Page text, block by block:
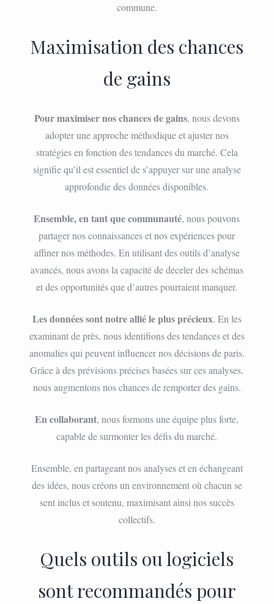
commune.
Maximisation des chances
de gains
Pour maximiser nos chances de gains, nous devons
adopter une approche méthodique et ajuster nos
stratégies en fonction des tendances du marché. Cela
signifie qu’il est essentiel de s’appuyer sur une analyse
approfondie des données disponibles.
Ensemble, en tant que communauté, nous pouvons
partager nos connaissances et nos expériences pour
affiner nos méthodes. En utilisant des outils d’analyse
avancés, nous avons la capacité de déceler des schémas
et des opportunités que d’autres pourraient manquer.
Les données sont notre allié le plus précieux. En les
examinant de près, nous identifions des tendances et des
anomalies qui peuvent influencer nos décisions de paris.
Grâce à des prévisions précises basées sur ces analyses,
nous augmentons nos chances de remporter des gains.
En collaborant, nous formons une équipe plus forte,
capable de surmonter les défis du marché.
Ensemble, en partageant nos analyses et en échangeant
des idées, nous créons un environnement où chacun se
sent inclus et soutenu, maximisant ainsi nos succès
collectifs.
Quels outils ou logiciels
sont recommandés pour